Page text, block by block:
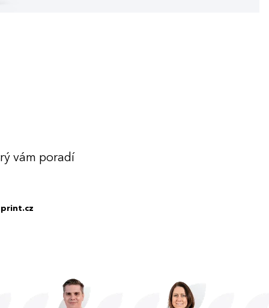
vám poradí